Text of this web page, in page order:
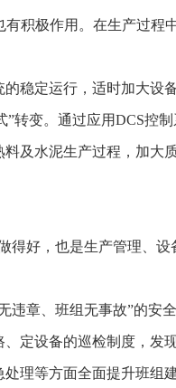
积极作用。在生产过
稳定运行，适时加大设
转变。通过应用DCS控
及水泥生产过程，加大
好，也是生产管理、
章、班组无事故”的
定设备的巡检制度，发
理等方面全面提升班组